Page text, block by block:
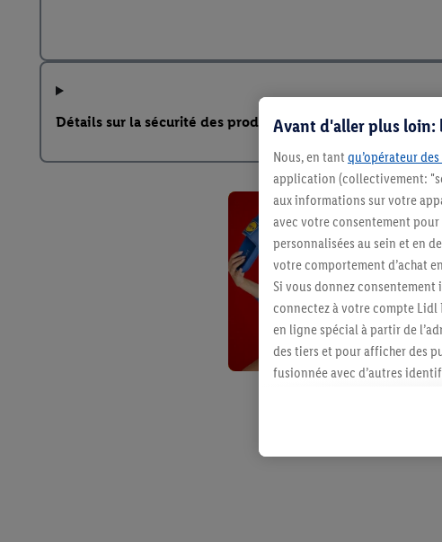
Détails sur la sécurité des produitsAvant d'aller plus loin:
Nous, en tant qu’opérateur
application (collectivement:
aux informations sur votre
avec votre consentement
personnalisées au sein et en
votre comportement d’achat
Si vous donnez
connectez à votre compte
en ligne spécial à partir de
des tiers et pour afficher des
fusionnée avec d’autres
vous avez montré de
l’achat) peuvent également
plusieurs services de Lidl